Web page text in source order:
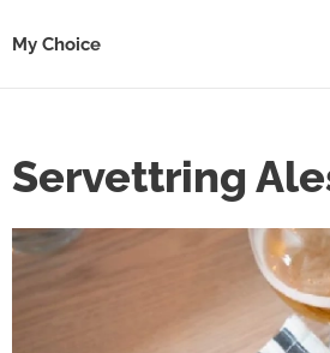
My Choice
Servettring